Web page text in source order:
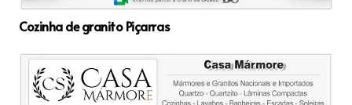
Cozinha de granito Piçarras